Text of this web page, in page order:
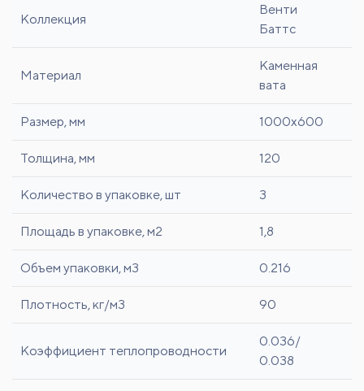
Коллекция
Венти
Баттс
Материал
Каменная
вата
Размер, мм 1000x600
Толщина, мм 120
Количество в упаковке, шт 3
Площадь в упаковке, м2 1,8
Объем упаковки, м3 0.216
Плотность, кг/м3 90
Коэффициент теплопроводности
0.036/
0.038